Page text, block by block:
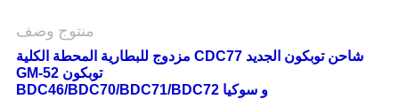
منتوج وصف
شاحن توبكون الجديد CDC77 مزدوج للبطارية المحطة الكلية
توبكون GM-52
و سوكيا BDC46/BDC70/BDC71/BDC72